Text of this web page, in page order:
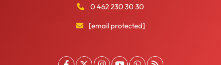
0 462 230 30 30
[email protected]